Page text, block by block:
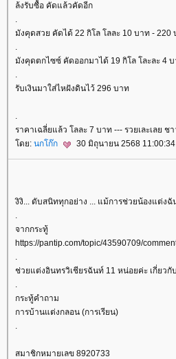
ล้งรับซื้อ คัดแล้วคัดอีก
.
มังคุดสวย คัดได้ 22 กิโล โลละ 10 บาท - 220
.
มังคุดตกไซซ์ คัดออกมาได้ 19 กิโล โละละ 4
.
รับเงินมาใส่ไหฝังดินไว้ 296 บาท
.
ราคาเฉลี่ยแล้ว โลละ 7 บาท --- รวยเละเลย ช
ดย: นกโก๊ก 30 มิถุนายน 2568
งิงิ... ดับสนิททุกอย่าง ... แม้การช่วยน้องแต่งฉั
จากกระทู้
https://pantip.com/topic/43590709/
ช่วยแต่งอินทรวิเชียรฉันท์ 11 หน่อยค่ะ เกี่ยวกั
กระทู้คำถาม
การบ้านแต่งกลอน (การเรียน)
สมาชิกหมายเลข 8920733